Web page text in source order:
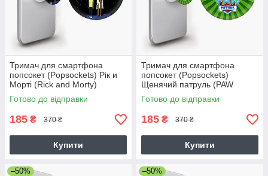
Тримач для смартфона
попсокет (Popsockets) Рік и
Морті (Rick and Morty)
Готово до відправки
185 ₴ 370 ₴
Купити
Тримач для смартфона
попсокет (Popsockets)
Щенячий патруль (PAW
Patrol)
Готово до відправки
185 ₴ 370 ₴
Купити
–50% –50%